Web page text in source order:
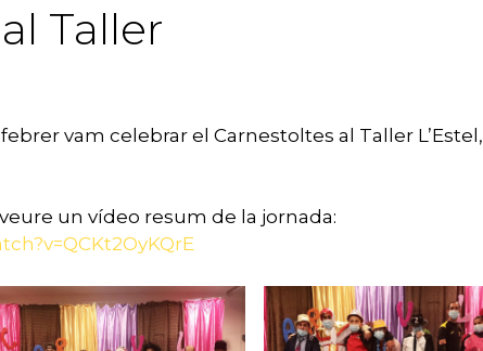
Taller
vam celebrar el Carnestoltes al Taller L’Estel,
un vídeo resum de la jornada: